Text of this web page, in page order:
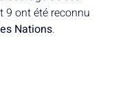
9 ont été reconnu
Nations.